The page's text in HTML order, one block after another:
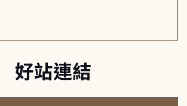
好站連結